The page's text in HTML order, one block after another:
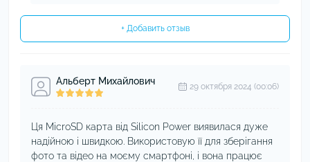
+ Добавить отзыв
Альберт Михайлович 29 октября 2024 (00:06)
Ця MicroSD карта від Silicon Power виявилася дуже
надійною і швидкою. Використовую її для зберігання
фото та відео на моєму смартфоні, і вона працює